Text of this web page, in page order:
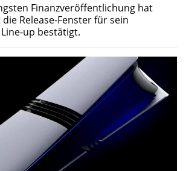
Finanzveröffentlichung hat
Release-Fenster für sein
up bestätigt.